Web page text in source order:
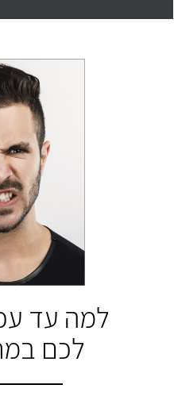
ציון 97
לחץ
בגרות 4 יחידות
לחץ
לחץ לצפייה
בהמלצה
בגרות 3 יחידות
ציון 100
למה עד
לכם